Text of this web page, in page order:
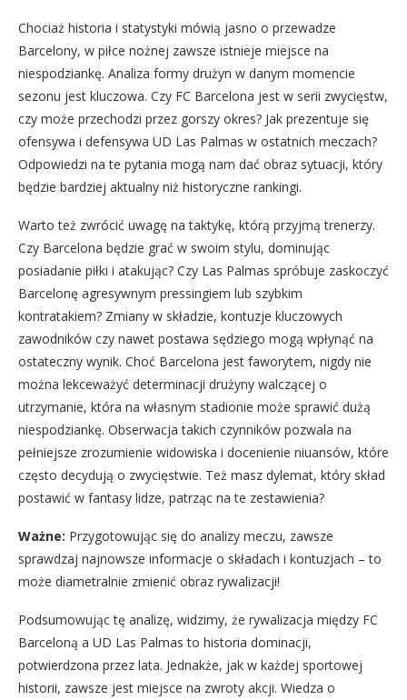
Chociaż historia i statystyki mówią jasno o przewadze
Barcelony, w piłce nożnej zawsze istnieje miejsce na
niespodziankę. Analiza formy drużyn w danym momencie
sezonu jest kluczowa. Czy FC Barcelona jest w serii zwycięstw,
czy może przechodzi przez gorszy okres? Jak prezentuje się
ofensywa i defensywa UD Las Palmas w ostatnich meczach?
Odpowiedzi na te pytania mogą nam dać obraz sytuacji, który
będzie bardziej aktualny niż historyczne rankingi.
Warto też zwrócić uwagę na taktykę, którą przyjmą trenerzy.
Czy Barcelona będzie grać w swoim stylu, dominując
posiadanie piłki i atakując? Czy Las Palmas spróbuje zaskoczyć
Barcelonę agresywnym pressingiem lub szybkim
kontratakiem? Zmiany w składzie, kontuzje kluczowych
zawodników czy nawet postawa sędziego mogą wpłynąć na
ostateczny wynik. Choć Barcelona jest faworytem, nigdy nie
można lekceważyć determinacji drużyny walczącej o
utrzymanie, która na własnym stadionie może sprawić dużą
niespodziankę. Obserwacja takich czynników pozwala na
pełniejsze zrozumienie widowiska i docenienie niuansów, które
często decydują o zwycięstwie. Też masz dylemat, który skład
postawić w fantasy lidze, patrząc na te zestawienia?
Ważne: Przygotowując się do analizy meczu, zawsze
sprawdzaj najnowsze informacje o składach i kontuzjach – to
może diametralnie zmienić obraz rywalizacji!
Podsumowując tę analizę, widzimy, że rywalizacja między FC
Barceloną a UD Las Palmas to historia dominacji,
potwierdzona przez lata. Jednakże, jak w każdej sportowej
historii, zawsze jest miejsce na zwroty akcji. Wiedza o